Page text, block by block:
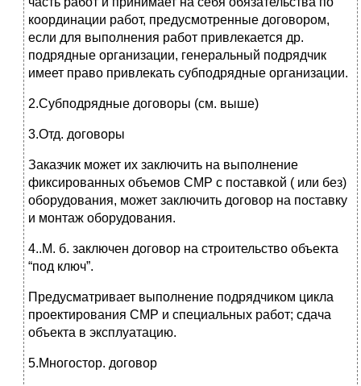
координации работ, предусмотренные договором,
если для выполнения работ привлекается др.
подрядные организации, генеральный подрядчик
имеет право привлекать субподрядные организации.
2.Субподрядные договоры (см. выше)
3.Отд. договоры
Заказчик может их заключить на выполнение
фиксированных объемов СМР с поставкой ( или без)
оборудования, может заключить договор на поставку
и монтаж оборудования.
4..М. б. заключен договор на строительство объекта
“под ключ”.
Предусматривает выполнение подрядчиком цикла
проектирования СМР и специальных работ; сдача
объекта в эксплуатацию.
5.Многостор. договор